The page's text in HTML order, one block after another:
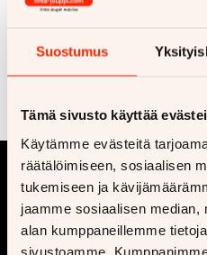
Suostumus
Tämä sivusto käyttää
Käytämme evästeitä
räätälöimiseen, sosiaalisen
tukemiseen ja
jaamme sosiaalisen median,
alan kumppaneillemme
sivustoamme.
Lisää tarjouspyyntöön